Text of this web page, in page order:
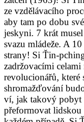
ze vzdělávacího
aby tam po dobu
jeskyni. 7 krát
svazu mládeže. A
strany! Si Ťin-
zadržovacími
revolucionářů,
shromažďování
ví, jak takový pobyt
přeformovat